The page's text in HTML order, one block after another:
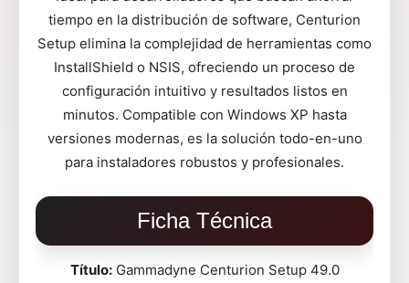
tiempo en la distribución de software, Centurion
Setup elimina la complejidad de herramientas como
InstallShield o NSIS, ofreciendo un proceso de
configuración intuitivo y resultados listos en
minutos. Compatible con Windows XP hasta
versiones modernas, es la solución todo-en-uno
para instaladores robustos y profesionales.
Ficha Técnica
Título:Gammadyne Centurion Setup 49.0